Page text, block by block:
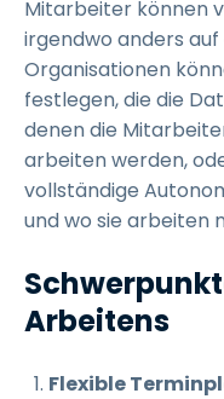
Mitarbeiter können
irgendwo anders
Organisationen
festlegen, die die
denen die
arbeiten werden,
vollständige
und wo sie arbeiten
Arbeitens
Flexible